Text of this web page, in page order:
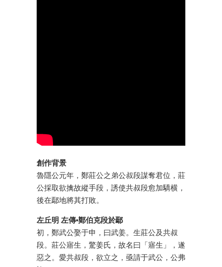
創作背景
魯隱公元年，鄭莊公之弟公叔段謀奪君位，莊
公採取欲擒故縱手段，誘使共叔段愈加驕横，
後在鄢地將其打敗。
左丘明 左傳•鄭伯克段於鄢
初，鄭武公娶于申，曰武姜。生莊公及共叔
段。莊公寤生，驚姜氏，故名曰「寤生」，遂
惡之。愛共叔段，欲立之，亟請于武公，公弗